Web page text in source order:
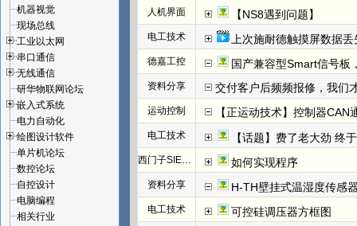
机器视觉
现场总线
工业以太网
串口通信
无线通信
研华物联网论坛
嵌入式系统
电力自动化
绘图设计软件
单片机论坛
数控论坛
自控设计
电脑编程
相关行业
人机界面 【NS8遇到问题】
电工技术 上次施耐德触摸屏数据丢
德嘉工控 国产兼容型Smart信号板，通
资料分享 交付客户后频频报修，我们才
运动控制 【正运动技术】控制器
电工技术 【话题】费了老大劲 终于
西门子SIEMENS 如何实现程序
资料分享 H-TH壁挂式温湿度传感
电工技术 可控硅调压器方框图